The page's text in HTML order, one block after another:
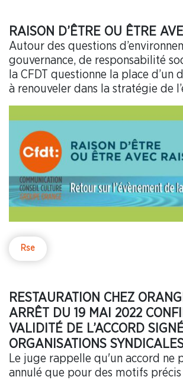
RAISON D’ÊTRE OU ÊTRE
Autour des questions
gouvernance, de responsabilité
la CFDT questionne la place d’un
à renouveler dans la stratégie de
Rse
RESTAURATION CHEZ
ARRÊT DU 19 MAI 2022
VALIDITÉ DE L’ACCORD
ORGANISATIONS
Le juge rappelle qu'un accord ne
annulé que pour des motifs